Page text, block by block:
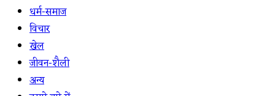
धर्म-समाज
विचार
खेल
जीवन-शैली
अन्य